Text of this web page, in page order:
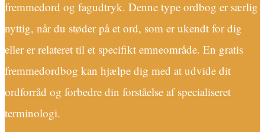
fremmedord og fagudtryk. Denne type ordbog er særlig
nyttig, når du støder på et ord, som er ukendt for dig
eller er relateret til et specifikt emneområde. En gratis
fremmedordbog kan hjælpe dig med at udvide dit
ordforråd og forbedre din forståelse af specialiseret
terminologi.